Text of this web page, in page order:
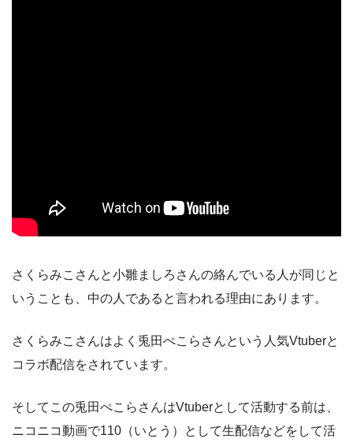
さくらみこさんと小雛ましろさんの絡んでいる人が同じと
いうことも、中の人であると言われる理由にあります。
さくらみこさんはよく兎田ぺこらさんという人気Vtuberと
コラボ配信をされています。
そしてこの兎田ぺこらさんはVtuberとして活動する前は、
ニコニコ動画で110（いとう）として生配信などをして活